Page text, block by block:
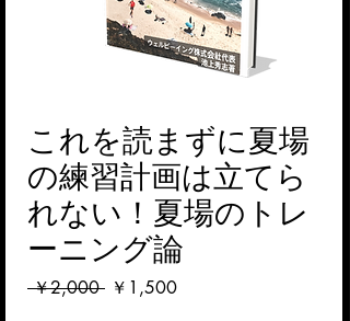
これを読まずに夏場
の練習計画は立てら
れない！夏場のトレ
ーニング論
￥2,000 通￥1,500セ